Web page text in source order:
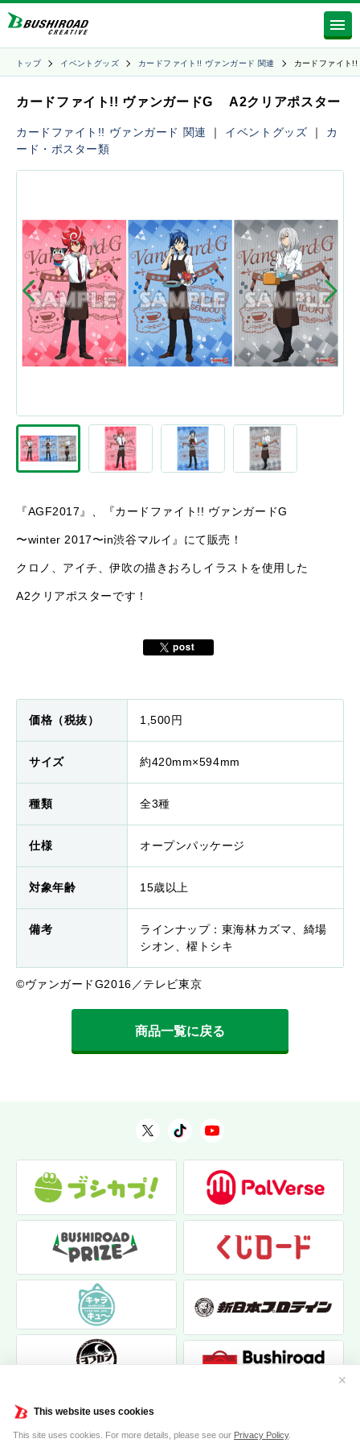
This website uses cookies
This site uses cookies. For more details, please see our Privacy Policy.
✕
トップ イベントグッズ カードファイト!! ヴァンガード 関連 カードファイト
カードファイト!! ヴァンガードG A2クリアポスター
カードファイト!! ヴァンガード 関連 ｜ イベントグッズ ｜ カ
ード・ポスター類
『AGF2017』、『カードファイト!! ヴァンガードG
〜winter 2017〜in渋谷マルイ』にて販売！
クロノ、アイチ、伊吹の描きおろしイラストを使用した
A2クリアポスターです！
価格（税抜） 1,500円
サイズ 約420mm×594mm
種類 全3種
仕様 オープンパッケージ
対象年齢 15歳以上
備考
ラインナップ：東海林カズマ、綺場
シオン、櫂トシキ
©ヴァンガードG2016／テレビ東京
商品一覧に戻る